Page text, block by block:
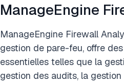
ManageEngine
ManageEngine Firewall
gestion de pare-feu, offre
essentielles telles que la
gestion des audits, la